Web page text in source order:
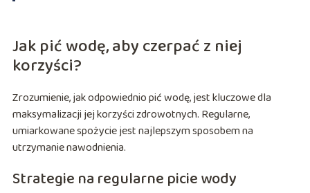
Jak pić wodę, aby czerpać z niej
korzyści?
Zrozumienie, jak odpowiednio pić wodę, jest kluczowe dla
maksymalizacji jej korzyści zdrowotnych. Regularne,
umiarkowane spożycie jest najlepszym sposobem na
utrzymanie nawodnienia.
Strategie na regularne picie wody